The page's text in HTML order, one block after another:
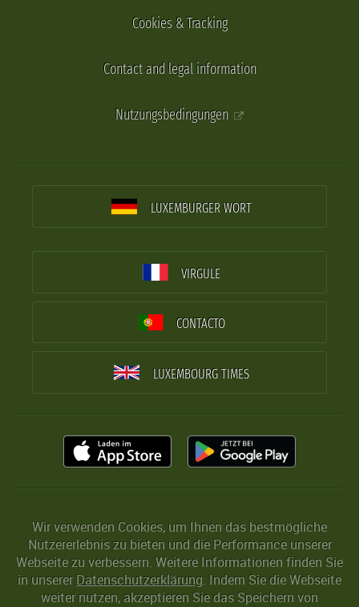
Cookies & Tracking
Contact and legal information
Nutzungsbedingungen
LUXEMBURGER WORT
VIRGULE
CONTACTO
LUXEMBOURG TIMES
Wir verwenden Cookies, um Ihnen das bestmögliche
Nutzererlebnis zu bieten und die Performance unserer
Webseite zu verbessern. Weitere Informationen finden Sie
in unserer Datenschutzerklärung. Indem Sie die Webseite
weiter nutzen, akzeptieren Sie das Speichern von